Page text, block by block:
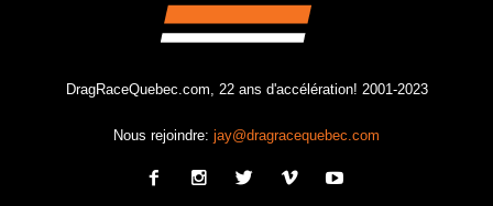
DragRaceQuebec.com, 22 ans d'accélération! 2001-2023
Nous rejoindre: jay@dragracequebec.com